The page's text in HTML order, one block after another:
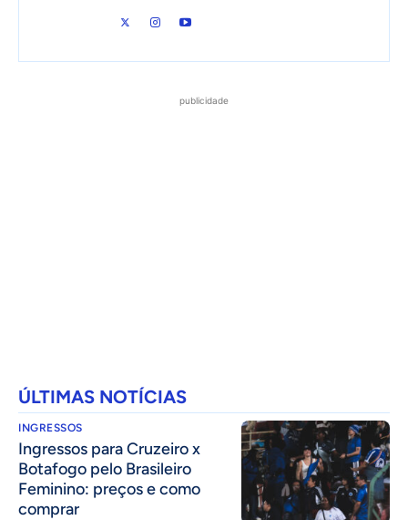
publicidade
ÚLTIMAS NOTÍCIAS
INGRESSOS
Ingressos para Cruzeiro x
Botafogo pelo Brasileiro
Feminino: preços e como
comprar